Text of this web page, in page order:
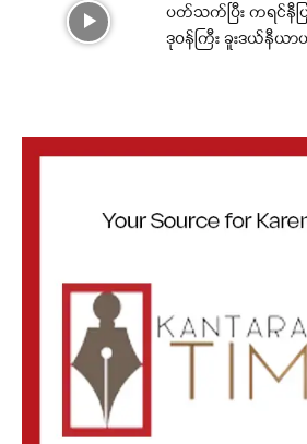
ပတ်သက်ပြီး ကရင်နီ
ဒုဝန်ကြီး ခူးဒယ်နီယာယ်